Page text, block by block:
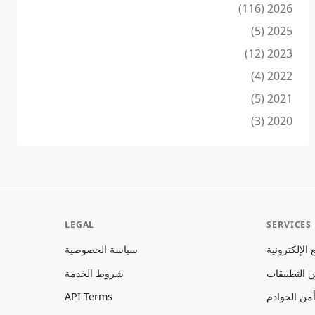
2026 (116)
2025 (5)
2023 (12)
2022 (4)
2021 (5)
2020 (3)
SERVICES
التطبيقات
الخوادم
LEGAL
سياسة الخصوصية
شروط الخدمة
API Terms